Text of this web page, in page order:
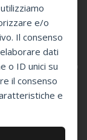
e/o
Il consenso
dati
o ID unici su
il consenso
e
-